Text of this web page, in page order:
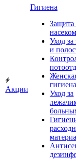
Акции
Гигиена
Защита
Уход за
и
гигиена
Уход за